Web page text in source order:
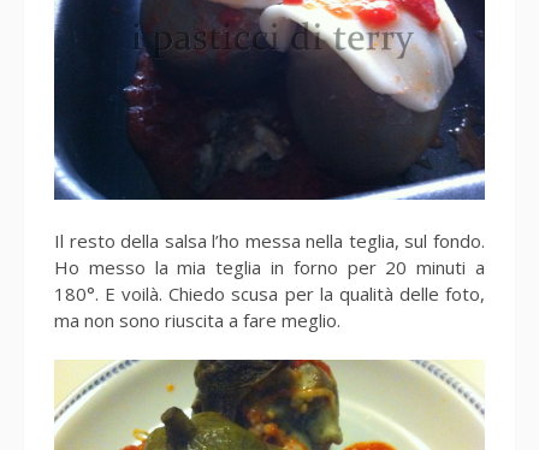
Il resto della salsa l’ho messa nella teglia, sul fondo.
Ho messo la mia teglia in forno per 20 minuti a
180°. E voilà. Chiedo scusa per la qualità delle foto,
ma non sono riuscita a fare meglio.